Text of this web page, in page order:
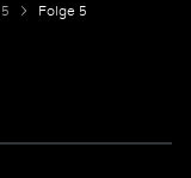
Folge 5